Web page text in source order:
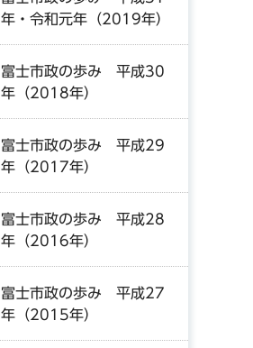
年・令和元年（2019年）
富士市政の歩み 平成30
年（2018年）
富士市政の歩み 平成29
年（2017年）
富士市政の歩み 平成28
年（2016年）
富士市政の歩み 平成27
年（2015年）